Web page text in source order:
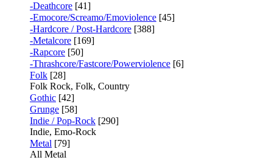
-Deathcore [41]
-Emocore/Screamo/Emoviolence [45]
-Hardcore / Post-Hardcore [388]
-Metalcore [169]
-Rapcore [50]
-Thrashcore/Fastcore/Powerviolence [6]
Folk [28]
Folk Rock, Folk, Country
Gothic [42]
Grunge [58]
Indie / Pop-Rock [290]
Indie, Emo-Rock
Metal [79]
All Metal